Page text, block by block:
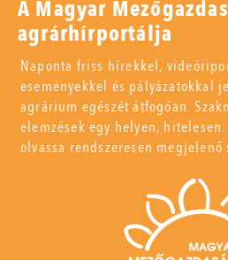
A Magyar
agrárhírportálja
Naponta friss hírekkel,
eseményekkel és pályázatokkal
agrárium egészét átfogóan.
elemzések egy helyen,
olvassa rendszeresen